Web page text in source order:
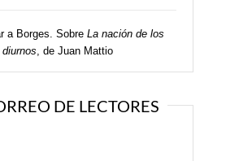
a Borges. Sobre La nación de los
, de Juan Mattio
DE LECTORES